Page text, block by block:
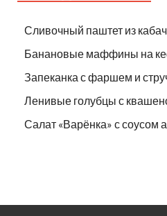
Сливочный паштет из
Банановые маффины на
Запеканка с фаршем и
Ленивые голубцы с
Салат «Варёнка» с соусом